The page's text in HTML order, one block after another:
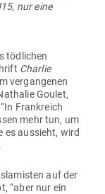
nur eine
töd­lichen
Charlie
ver­gan­genen
Goulet,
Frank­reich
mehr tun, um
es aus­sieht, wird
auf der
“aber nur ein